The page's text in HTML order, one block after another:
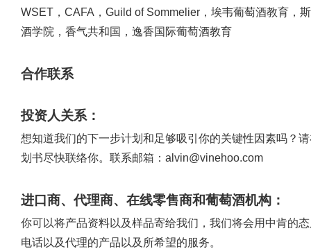
WSET，CAFA，Guild of Sommelier，埃韦葡萄酒教育，
酒学院，香气共和国，逸香国际葡萄酒教育
合作联系
投资人关系：
想知道我们的下一步计划和足够吸引你的关键性因素吗？
划书尽快联络你。联系邮箱：alvin@vinehoo.com
进口商、代理商、在线零售商和葡萄酒机构：
你可以将产品资料以及样品寄给我们，我们将会用中肯的
电话以及代理的产品以及所希望的服务。